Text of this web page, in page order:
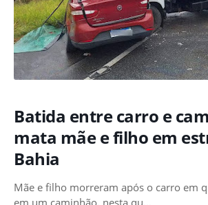
Batida entre carro e
mata mãe e filho em
Bahia
Mãe e filho morreram após o carro em